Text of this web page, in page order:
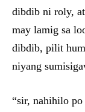
dibdib ni roly,
may lamig sa
dibdib, pilit
niyang
“sir, nahihilo